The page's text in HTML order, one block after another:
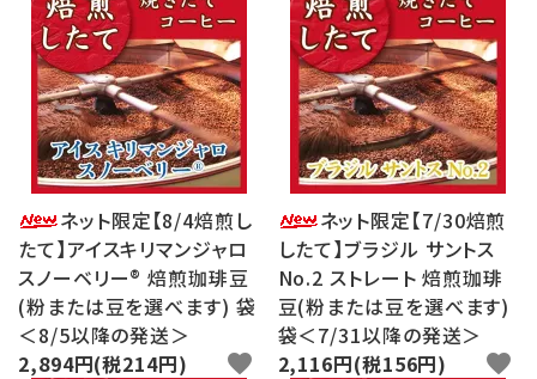
ACCOUNT MENU
ようこそ ゲスト 様
ログイン 新規会員登録
search
Category
Contents
ネット限定【8/4焙煎し
たて】アイスキリマンジャロ
スノーベリー® 焙煎珈琲豆
(粉または豆を選べます) 袋
＜8/5以降の発送＞
2,894円(税214円)
favorite
ネット限定【7/30焙煎
したて】ブラジル サントス
No.2 ストレート 焙煎珈琲
豆(粉または豆を選べます)
袋＜7/31以降の発送＞
2,116円(税156円)
favorite